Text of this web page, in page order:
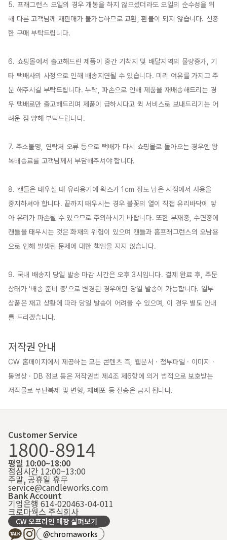
5. 프래그런스 오일의 경우 개봉을 하지 않으셨더라도 오일의 순수성을 위
해 다른 고객님께 재판매가 불가능하므로 교환, 환불이 되지 않습니다. 신중
한 구매 부탁드립니다.
6. 쇼핑몰에서 출고해드린 제품이 중간 기착지 및 배달지역의 물량증가, 기
타 택배사의 사정으로 인해 배송지연될 수 있습니다. 미리 여유를 가지고 주
문 해주시길 부탁드립니다. 누락, 파손으로 인해 제품을 재배송해드리는 경
우 택배로만 출고해드리며 제품이 급하시다고 퀵 서비스로 보내드리기는 어
려운 점 양해 부탁드립니다.
7. 주소불명, 연락처 오류 등으로 택배가 다시 쇼핑몰로 돌아오는 경우엔 왕
복배송료를 고객님께서 부담해주셔야 합니다.
8. 캔들은 태우실 때 유리용기에 왁스가 1cm 정도 남은 시점에서 사용을
중지하셔야 합니다. 끝까지 태우시는 경우 불꽃의 열이 직접 유리바닥에 닿
아 유리가 파손될 수 있으므로 주의하시기 바랍니다. 또한 부재중, 수면중에
캔들을 태우시는 것은 화재의 위험이 있으며 캔들과 홈프래그런스의 오남용
으로 인해 발생된 문제에 대한 책임을 지지 않습니다.
9. 국내 배송지 당일 발송 마감 시간은 오후 3시입니다. 결제 완료 후, 주문
상태가 '배송 준비 중'으로 변경된 경우에만 당일 발송이 가능합니다. 일부
상품은 재고 상황에 따라 당일 발송이 어려울 수 있으며, 이 경우 별도 안내
를 드리겠습니다.
저작권 안내
CW 홈페이지에서 제공하는 모든 콘텐츠 즉, 웹문서 · 첨부파일 · 이미지 ·
동영상 · DB 정보 등은 저작권법 제4조 제6항에 의거 법적으로 보호받는
저작물로 무단복제 및 변형, 재배포 등 전송은 금지 됩니다.
Customer Service
1800-8914
평일 10:00~18:00
점심시간 12:00~13:00
주말, 공휴일 휴무
service@candleworks.com
Bank Account
기업은행 614-020463-04-011
크로마웍스 주식회사
CW 오프라인 매장 살펴보기
@chromaworks